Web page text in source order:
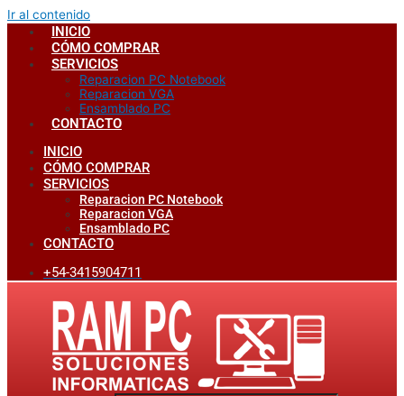
Ir al contenido
INICIO
CÓMO COMPRAR
SERVICIOS
Reparacion PC Notebook
Reparacion VGA
Ensamblado PC
CONTACTO
INICIO
CÓMO COMPRAR
SERVICIOS
Reparacion PC Notebook
Reparacion VGA
Ensamblado PC
CONTACTO
+54-3415904711